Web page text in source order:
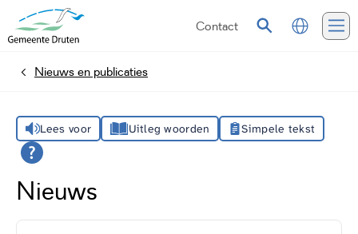
Contact
ZoekenVertalen
HomeNieuws en publicaties
Lees voor Uitleg woorden Simpele tekst
Nieuws